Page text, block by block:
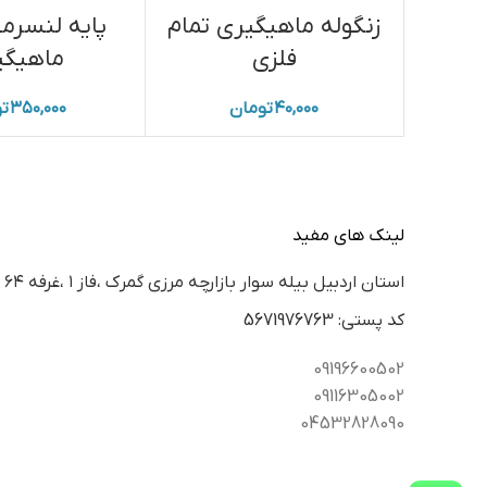
زنگوله ماهیگیری تمام
فلزی
۴۰,۰۰۰تومان
پایه
۳۵۰,۰۰۰
لینک های مفید
استان اردبيل بيله سوار بازارچه مرزي گمرك ،فاز ١ ،غرفه ٦٤
كد پستي: 5671976763
09196600502
09116305002
04532828090